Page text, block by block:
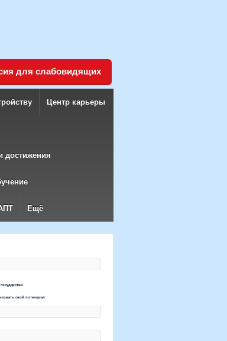
для слабовидящих
Центр карьеры
достижения
Ещё
свой потенциал